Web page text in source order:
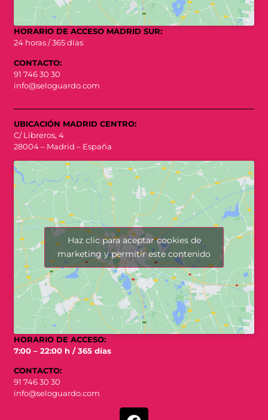
HORARIO DE ACCESO MADRID SUR:
24 horas / 365 días
CONTACTO:
91 746 30 30
info@seloguardo.com
UBICACIÓN MADRID CENTRO:
C/ Libreros, 4
28004 – Madrid – España
Haz clic para aceptar cookies de
marketing y permitir este contenido
HORARIO DE ACCESO:
7:00 – 22:00 h / 365 días
CONTACTO:
91 746 30 30
info@seloguardo.com